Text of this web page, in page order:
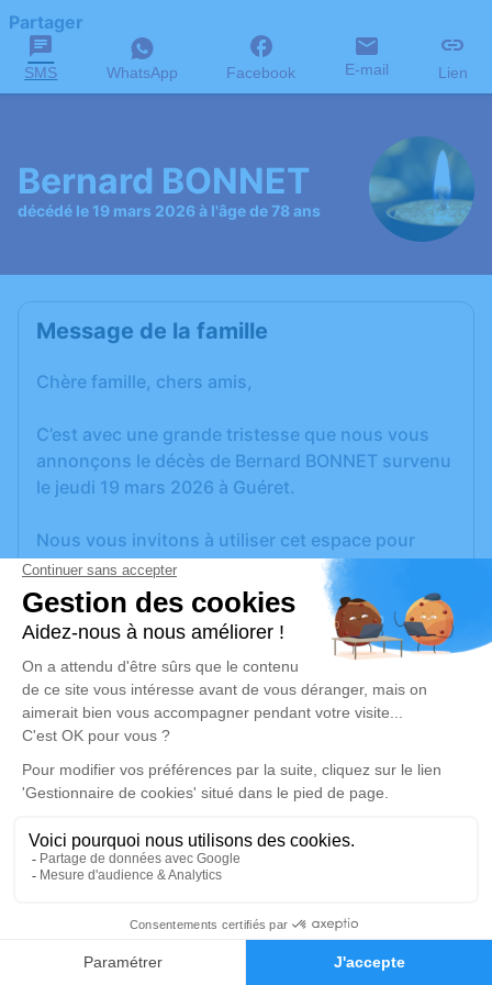
Faire-part Hommages
Partager
SMS WhatsApp Facebook E-mail Lien
Bernard BONNET
décédé le 19 mars 2026 à l'âge de 78 ans
Message de la famille
Chère famille, chers amis,
C’est avec une grande tristesse que nous vous
annonçons le décès de Bernard BONNET survenu
le jeudi 19 mars 2026 à Guéret.
Nous vous invitons à utiliser cet espace pour
laisser vos condoléances, partager des photos
souvenirs, une anecdote ou exprimer vos
pensées à travers des poèmes ou des textes. Cet
endroit est un lieu d'expression dédié à honorer la
mémoire de Bernard BONNET.
Un service de plantation d’arbre hommage est
disponible ici
Cérémonie religieuse
Église de Lavaveix-les-Mines
23150 Lavaveix-les-Mines